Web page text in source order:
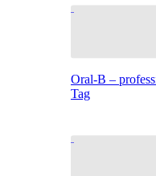
Oral-B –
Tag